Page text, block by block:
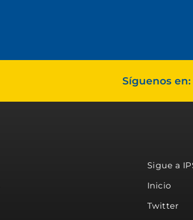
Síguenos en:
Sigue a
Inicio
Twitter